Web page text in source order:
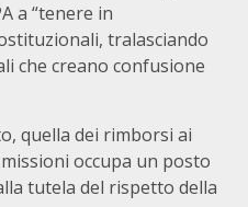
a “tenere in
tralasciando
che creano confusione
quella dei rimborsi ai
occupa un posto
tutela del rispetto della